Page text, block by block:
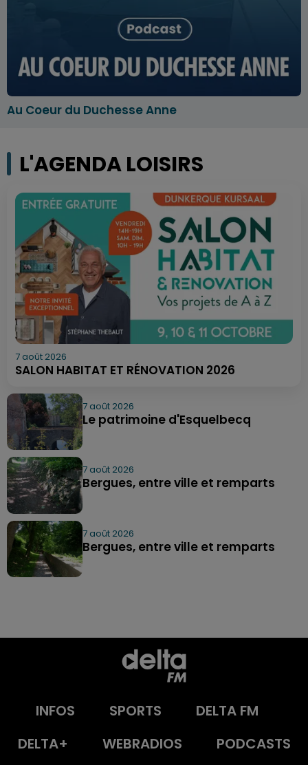
Au Coeur du Duchesse Anne
L'AGENDA LOISIRS
7 août 2026
SALON HABITAT ET RÉNOVATION 2026
7 août 2026
Le patrimoine d'Esquelbecq
7 août 2026
Bergues, entre ville et remparts
7 août 2026
Bergues, entre ville et remparts
INFOS SPORTS
DELTA FM
DELTA+
WEBRADIOS PODCASTS